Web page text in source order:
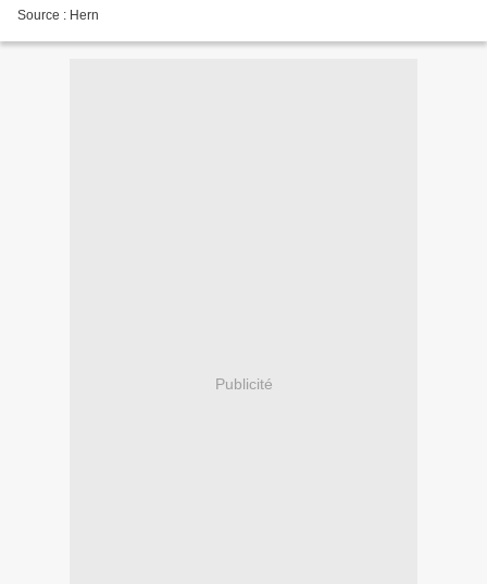
Source : Hern
Publicité